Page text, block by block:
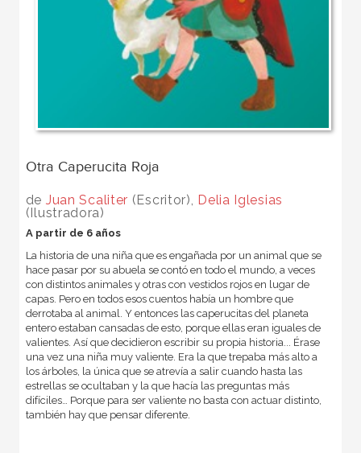
Otra Caperucita Roja
de Juan Scaliter (Escritor), Delia Iglesias
(Ilustradora)
A partir de 6 años
La historia de una niña que es engañada por un animal que se
hace pasar por su abuela se contó en todo el mundo, a veces
con distintos animales y otras con vestidos rojos en lugar de
capas. Pero en todos esos cuentos había un hombre que
derrotaba al animal. Y entonces las caperucitas del planeta
entero estaban cansadas de esto, porque ellas eran iguales de
valientes. Así que decidieron escribir su propia historia... Érase
una vez una niña muy valiente. Era la que trepaba más alto a
los árboles, la única que se atrevía a salir cuando hasta las
estrellas se ocultaban y la que hacía las preguntas más
difíciles… Porque para ser valiente no basta con actuar distinto,
también hay que pensar diferente.